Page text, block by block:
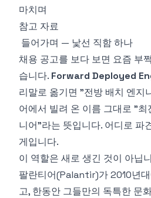
마치며
참고 자료
들어가며 — 낯선 직함 하나
채용 공고를 보다 보면 요즘 부
습니다. Forward Deployed
리말로 옮기면 "전방 배치 엔지
어에서 빌려 온 이름 그대로 "
니어"라는 뜻입니다. 어디로 파
게입니다.
이 역할은 새로 생긴 것이 아닙
팔란티어(Palantir)가 2010년
고, 한동안 그들만의 독특한 문